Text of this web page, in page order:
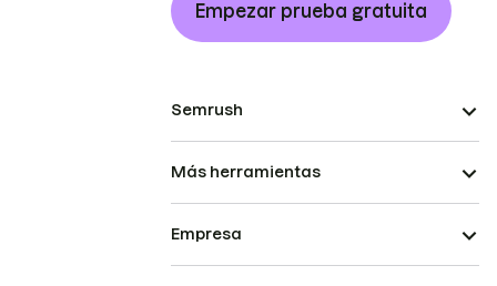
Empezar prueba gratuita
Semrush
Más herramientas
Empresa